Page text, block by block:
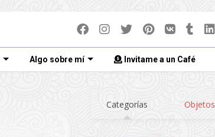
Algo sobre mí Invitame a un Café
Categorías Objetos